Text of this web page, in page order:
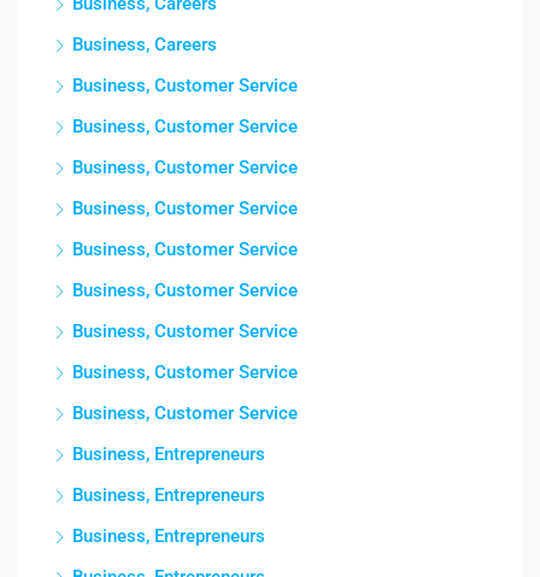
Business, Careers
Business, Customer Service
Business, Customer Service
Business, Customer Service
Business, Customer Service
Business, Customer Service
Business, Customer Service
Business, Customer Service
Business, Customer Service
Business, Customer Service
Business, Entrepreneurs
Business, Entrepreneurs
Business, Entrepreneurs